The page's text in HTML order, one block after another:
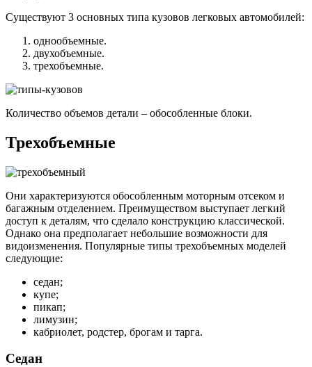
Существуют 3 основных типа кузовов легковых автомобилей:
однообъемные.
двухобъемные.
трехобъемные.
Количество объемов детали – обособленные блоки.
Трехобъемные
Они характеризуются обособленным моторным отсеком и
багажным отделением. Преимуществом выступает легкий
доступ к деталям, что сделало конструкцию классической.
Однако она предполагает небольшие возможности для
видоизменения. Популярные типы трехобъемных моделей
следующие:
седан;
купе;
пикап;
лимузин;
кабриолет, родстер, брогам и тарга.
Седан